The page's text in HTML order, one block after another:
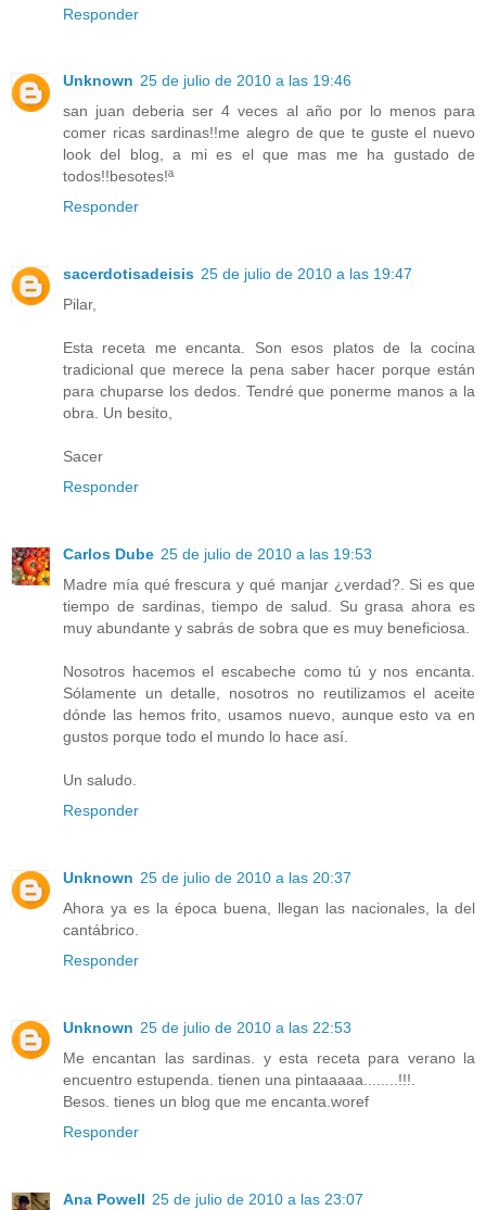
Responder
Unknown 25 de julio de 2010 a las 19:46
san juan deberia ser 4 veces al año por lo menos para
comer ricas sardinas!!me alegro de que te guste el nuevo
look del blog, a mi es el que mas me ha gustado de
todos!!besotes!ª
Responder
sacerdotisadeisis 25 de julio de 2010 a las 19:47
Pilar,
Esta receta me encanta. Son esos platos de la cocina
tradicional que merece la pena saber hacer porque están
para chuparse los dedos. Tendré que ponerme manos a la
obra. Un besito,
Sacer
Responder
Carlos Dube 25 de julio de 2010 a las 19:53
Madre mía qué frescura y qué manjar ¿verdad?. Si es que
tiempo de sardinas, tiempo de salud. Su grasa ahora es
muy abundante y sabrás de sobra que es muy beneficiosa.
Nosotros hacemos el escabeche como tú y nos encanta.
Sólamente un detalle, nosotros no reutilizamos el aceite
dónde las hemos frito, usamos nuevo, aunque esto va en
gustos porque todo el mundo lo hace así.
Un saludo.
Responder
Unknown 25 de julio de 2010 a las 20:37
Ahora ya es la época buena, llegan las nacionales, la del
cantábrico.
Responder
Unknown 25 de julio de 2010 a las 22:53
Me encantan las sardinas. y esta receta para verano la
encuentro estupenda. tienen una pintaaaaa........!!!.
Besos. tienes un blog que me encanta.woref
Responder
Ana Powell 25 de julio de 2010 a las 23:07